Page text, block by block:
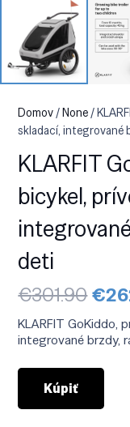
Domov/None/
skladací, integrované
KLARFIT
bicykel,
deti
€301.90€
KLARFIT GoKiddo,
integrované brzdy,
Kúpiť